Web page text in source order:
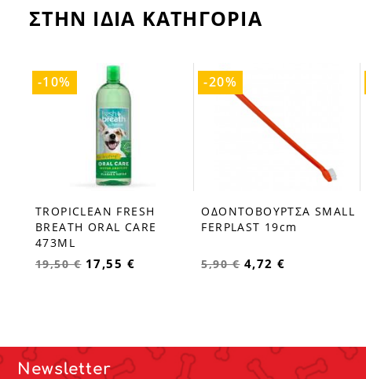
ΣΤΗΝ ΙΔΙΑ ΚΑΤΗΓΟΡΙΑ
favorite_border
TROPICLEAN FRESH
BREATH ORAL CARE
473ML
19,50 € 17,55 €
-10%
favorite_border
ΟΔΟΝΤΟΒΟΥΡΤΣΑ SMALL
FERPLAST 19cm
5,90 € 4,72 €
-20%
Newsletter